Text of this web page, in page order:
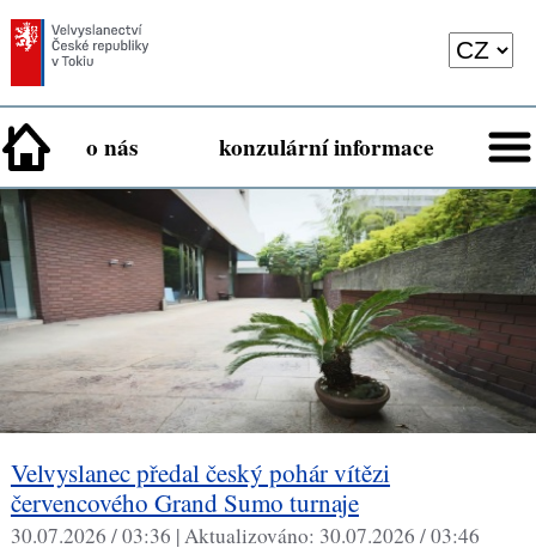
o nás konzulární informace
Velvyslanec předal český pohár vítězi
červencového Grand Sumo turnaje
30.07.2026 / 03:36 |Aktualizováno: 30.07.2026 / 03:46